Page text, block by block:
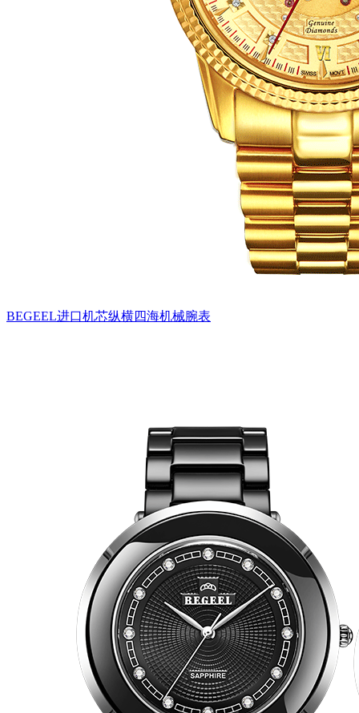
BEGEEL进口机芯纵横四海机械腕表